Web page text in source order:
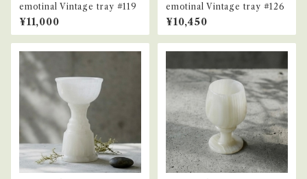
emotinal Vintage tray #119
¥11,000
emotinal Vintage tray #126
¥10,450